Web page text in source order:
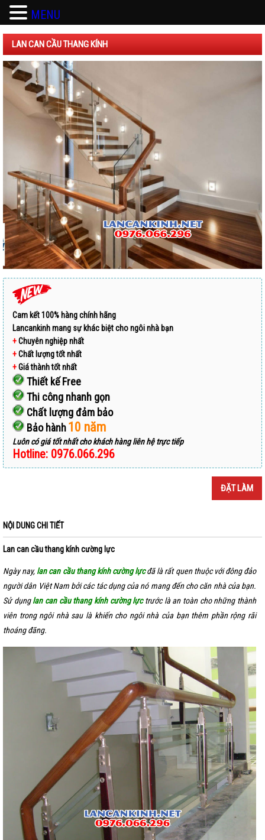
LAN CAN CẦU THANG KÍNH
Cam kết 100% hàng chính hãng
Lancankinh mang sự khác biệt cho ngôi nhà bạn
+Chuyên nghiệp nhất
+Chất lượng tốt nhất
+Giá thành tốt nhất
Thiết kế Free
Thi công nhanh gọn
Chất lượng đảm bảo
Bảo hành10 năm
Luôn có giá tốt nhất cho khách hàng liên hệ trực tiếp
Hotline: 0976.066.296
ĐẶT LÀM
NỘI DUNG CHI TIẾT
Lan can cầu thang kính cường lực
Ngày nay, lan can cầu thang kính cường lựcđã là rất quen thuộc với đông đảo
người dân Việt Nam bởi các tác dụng của nó mang đến cho căn nhà của bạn.
Sử dụnglan can cầu thang kính cường lựctrước là an toàn cho những thành
viên trong ngôi nhà sau là khiến cho ngôi nhà của bạn thêm phần rộng rãi
thoáng đãng.
MENU